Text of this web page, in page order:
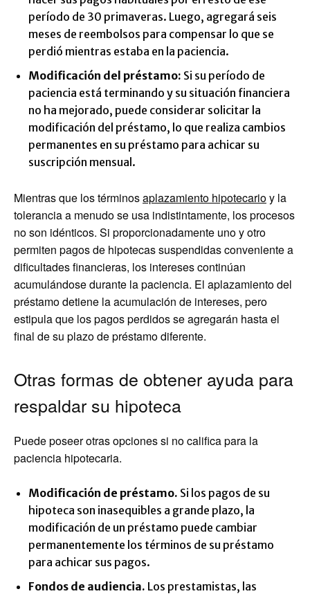
período de 30 primaveras. Luego, agregará seis
meses de reembolsos para compensar lo que se
perdió mientras estaba en la paciencia.
Modificación del préstamo: Si su período de
paciencia está terminando y su situación financiera
no ha mejorado, puede considerar solicitar la
modificación del préstamo, lo que realiza cambios
permanentes en su préstamo para achicar su
suscripción mensual.
Mientras que los términosaplazamiento hipotecarioy la
tolerancia a menudo se usa indistintamente, los procesos
no son idénticos. Si proporcionadamente uno y otro
permiten pagos de hipotecas suspendidas conveniente a
dificultades financieras, los intereses continúan
acumulándose durante la paciencia. El aplazamiento del
préstamo detiene la acumulación de intereses, pero
estipula que los pagos perdidos se agregarán hasta el
final de su plazo de préstamo diferente.
Otras formas de obtener ayuda para
respaldar su hipoteca
Puede poseer otras opciones si no califica para la
paciencia hipotecaria.
Modificación de préstamo. Si los pagos de su
hipoteca son inasequibles a grande plazo, la
modificación de un préstamo puede cambiar
permanentemente los términos de su préstamo
para achicar sus pagos.
Fondos de audiencia. Los prestamistas, las